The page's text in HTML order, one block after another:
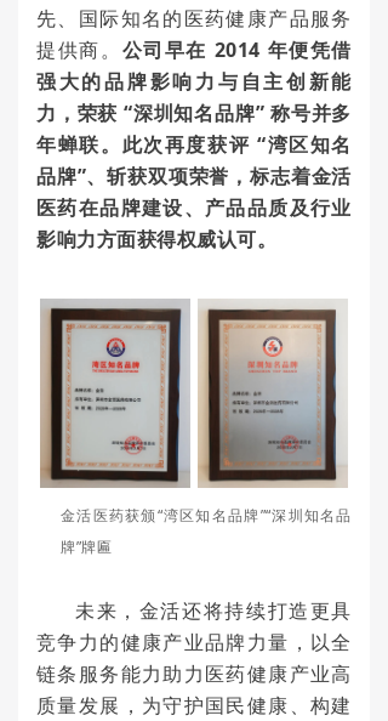
先、国际知名的医药健康产品服务
提供商。 公司早在 2014 年便凭借
强大的品牌影响力与自主创新能
力，荣获 “深圳知名品牌” 称号并多
年蝉联。此次再度获评 “湾区知名
品牌”、斩获双项荣誉，标志着金活
医药在品牌建设、产品品质及行业
影响力方面获得权威认可。
金活医药获颁“湾区知名品牌”“深圳知名品
牌”牌匾
未来，金活还将持续打造更具
竞争力的健康产业品牌力量，以全
链条服务能力助力医药健康产业高
质量发展，为守护国民健康、构建